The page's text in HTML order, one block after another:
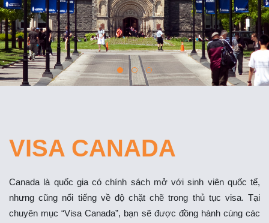
VISA CANADA
Canada là quốc gia có chính sách mở với sinh viên quốc tế,
nhưng cũng nổi tiếng về độ chặt chẽ trong thủ tục visa. Tại
chuyên mục “Visa Canada”, bạn sẽ được đồng hành cùng các